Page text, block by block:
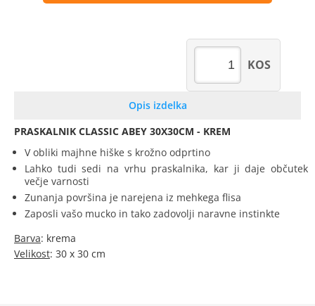
KOS
Opis izdelka
PRASKALNIK CLASSIC ABEY 30X30CM - KREM
V obliki majhne hiške s krožno odprtino
Lahko tudi sedi na vrhu praskalnika, kar ji daje občutek
večje varnosti
Zunanja površina je narejena iz mehkega flisa
Zaposli vašo mucko in tako zadovolji naravne instinkte
Barva: krema
Velikost: 30 x 30 cm